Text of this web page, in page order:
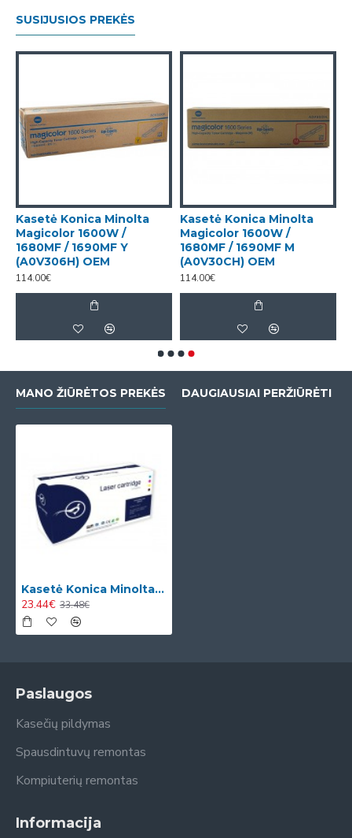
SUSIJUSIOS PREKĖS
Kasetė Konica Minolta
Magicolor 1600W /
1680MF / 1690MF Y
(A0V306H) OEM
114.00€
Kasetė Konica Minolta
Magicolor 1600W /
1680MF / 1690MF M
(A0V30CH) OEM
114.00€
MANO ŽIŪRĖTOS PREKĖS DAUGIAUSIAI PERŽIŪRĖTI
Kasetė Konica Minolta Magicolor 1600W / 1680MF / 1690MF C (A0V30HH)
23.44€ 33.48€
Paslaugos
Kasečių pildymas
Spausdintuvų remontas
Kompiuterių remontas
Informacija